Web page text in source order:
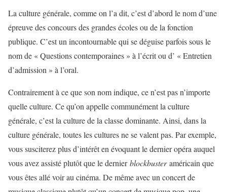
La culture générale, comme on l’a dit, c’est d’abord le nom d’une
épreuve des concours des grandes écoles ou de la fonction
publique. C’est un incontournable qui se déguise parfois sous le
nom de « Questions contemporaines » à l’écrit ou d’ « Entretien
d’admission » à l’oral.
Contrairement à ce que son nom indique, ce n’est pas n’importe
quelle culture. Ce qu’on appelle communément la culture
générale, c’est la culture de la classe dominante. Ainsi, dans la
culture générale, toutes les cultures ne se valent pas. Par exemple,
vous susciterez plus d’intérêt en évoquant le dernier opéra auquel
vous avez assisté plutôt que le dernierblockbusteraméricain que
vous êtes allé voir au cinéma. De même avec un concert de